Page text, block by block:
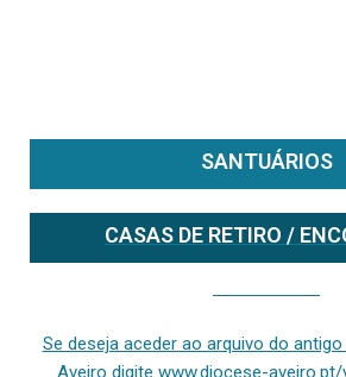
SANTUÁRIOS
CASAS DE RETIRO /
Se deseja aceder ao arquivo do
Aveiro digite www.diocese-aveiro.pt/